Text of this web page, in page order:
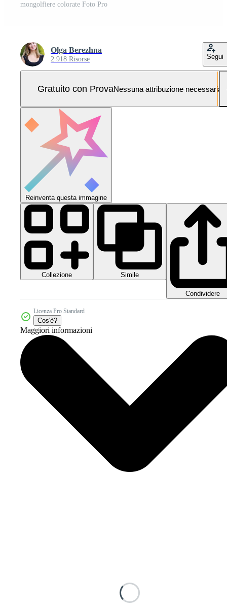
mongolfiere colorate Foto Pro
Olga Berezhna
2.918 Risorse Segui
Gratuito con ProvaNessuna attribuzione necessaria
Reinventa questa immagine
Collezione Simile
Condividere
Licenza Pro Standard
Cos'è?
Maggiori informazioni